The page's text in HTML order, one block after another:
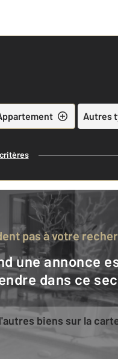
Autres
pas à votre
dans ce
biens sur la